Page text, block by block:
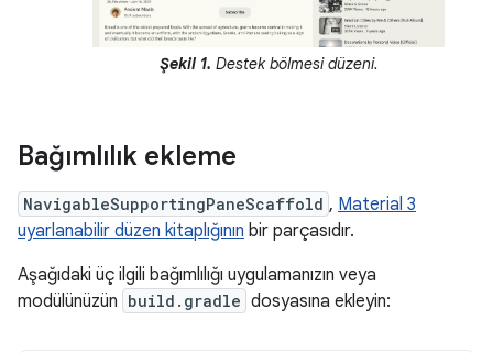
Şekil 1. Destek bölmesi düzeni.
Bağımlılık ekleme
NavigableSupportingPaneScaffold , Material 3
uyarlanabilir düzen kitaplığının bir parçasıdır.
Aşağıdaki üç ilgili bağımlılığı uygulamanızın veya
modülünüzün build.gradle dosyasına ekleyin: